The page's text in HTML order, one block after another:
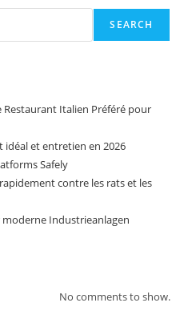
SEARCH
Restaurant Italien Préféré pour
idéal et entretien en 2026
Safely
contre les rats et les
Industrieanlagen
No comments to show.